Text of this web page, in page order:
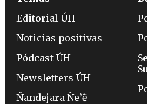
Editorial ÚH
Noticias positivas
Pódcast ÚH
Newsletters ÚH
Ñandejara Ñe’ẽ